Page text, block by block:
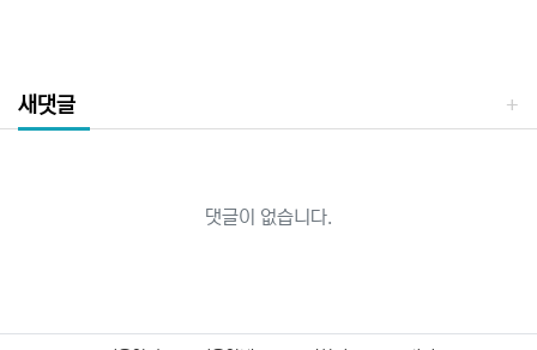
새댓글
댓글이 없습니다.